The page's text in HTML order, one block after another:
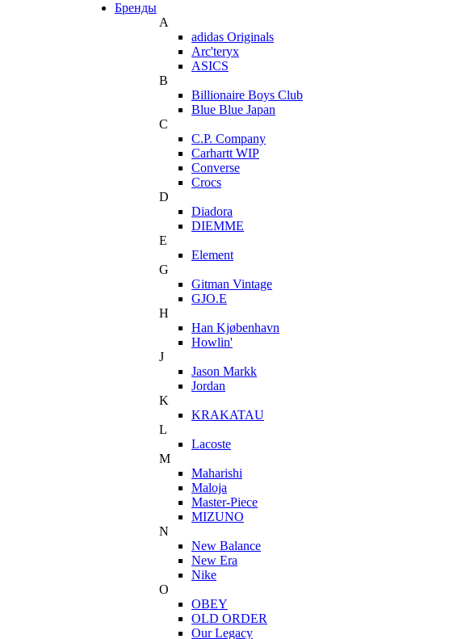
Бренды
A
adidas Originals
Arc'teryx
ASICS
B
Billionaire Boys Club
Blue Blue Japan
C
C.P. Company
Carhartt WIP
Converse
Crocs
D
Diadora
DIEMME
E
Element
G
Gitman Vintage
GJO.E
H
Han Kjøbenhavn
Howlin'
J
Jason Markk
Jordan
K
KRAKATAU
L
Lacoste
M
Maharishi
Maloja
Master-Piece
MIZUNO
N
New Balance
New Era
Nike
O
OBEY
OLD ORDER
Our Legacy